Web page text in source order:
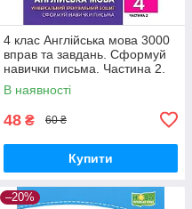
4 клас Англійська мова 3000
вправ та завдань. Сформуй
навички письма. Частина 2.
Борис О. С. Час Майстрів
В наявності
48 ₴ 60 ₴
Купити
–20%